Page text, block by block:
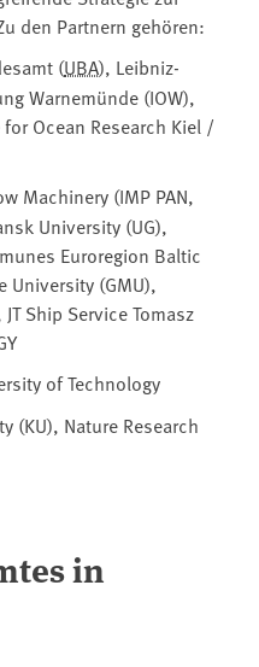
den Partnern gehören:
(UBA), Leibniz-
Warnemünde (IOW),
Ocean Research Kiel /
Machinery (IMP PAN,
University (UG),
Euroregion Baltic
University (GMU),
Ship Service Tomasz
of Technology
(KU), Nature Research
in